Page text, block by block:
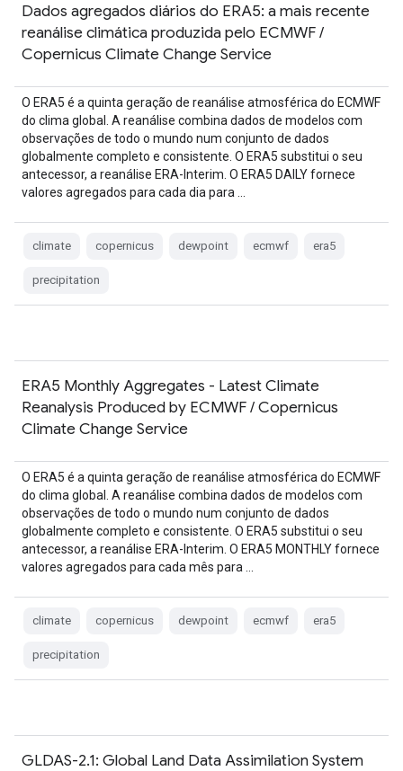
Dados agregados diários do ERA5: a mais recente
reanálise climática produzida pelo ECMWF /
Copernicus Climate Change Service
O ERA5 é a quinta geração de reanálise atmosférica do ECMWF
do clima global. A reanálise combina dados de modelos com
observações de todo o mundo num conjunto de dados
globalmente completo e consistente. O ERA5 substitui o seu
antecessor, a reanálise ERA-Interim. O ERA5 DAILY fornece
valores agregados para cada dia para …
climate copernicus dewpoint ecmwf era5
precipitation
ERA5 Monthly Aggregates - Latest Climate
Reanalysis Produced by ECMWF / Copernicus
Climate Change Service
O ERA5 é a quinta geração de reanálise atmosférica do ECMWF
do clima global. A reanálise combina dados de modelos com
observações de todo o mundo num conjunto de dados
globalmente completo e consistente. O ERA5 substitui o seu
antecessor, a reanálise ERA-Interim. O ERA5 MONTHLY fornece
valores agregados para cada mês para …
climate copernicus dewpoint ecmwf era5
precipitation
GLDAS-2.1: Global Land Data Assimilation System